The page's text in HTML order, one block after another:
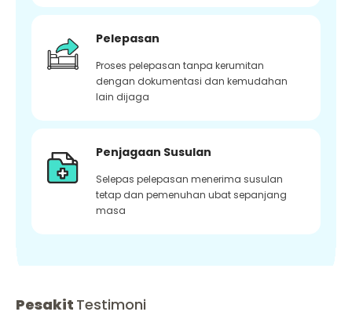
Pelepasan
Proses pelepasan tanpa kerumitan
dengan dokumentasi dan kemudahan
lain dijaga
Penjagaan Susulan
Selepas pelepasan menerima susulan
tetap dan pemenuhan ubat sepanjang
masa
Pesakit Testimoni